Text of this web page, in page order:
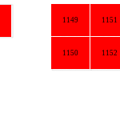
1151
1152